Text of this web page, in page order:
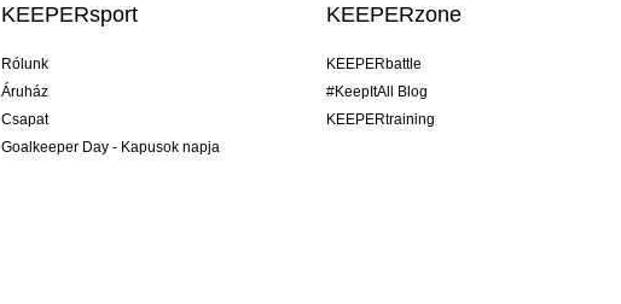
KEEPERsport
Rólunk
Áruház
Csapat
Goalkeeper Day - Kapusok napja
KEEPERzone
KEEPERbattle
#KeepItAll Blog
KEEPERtraining